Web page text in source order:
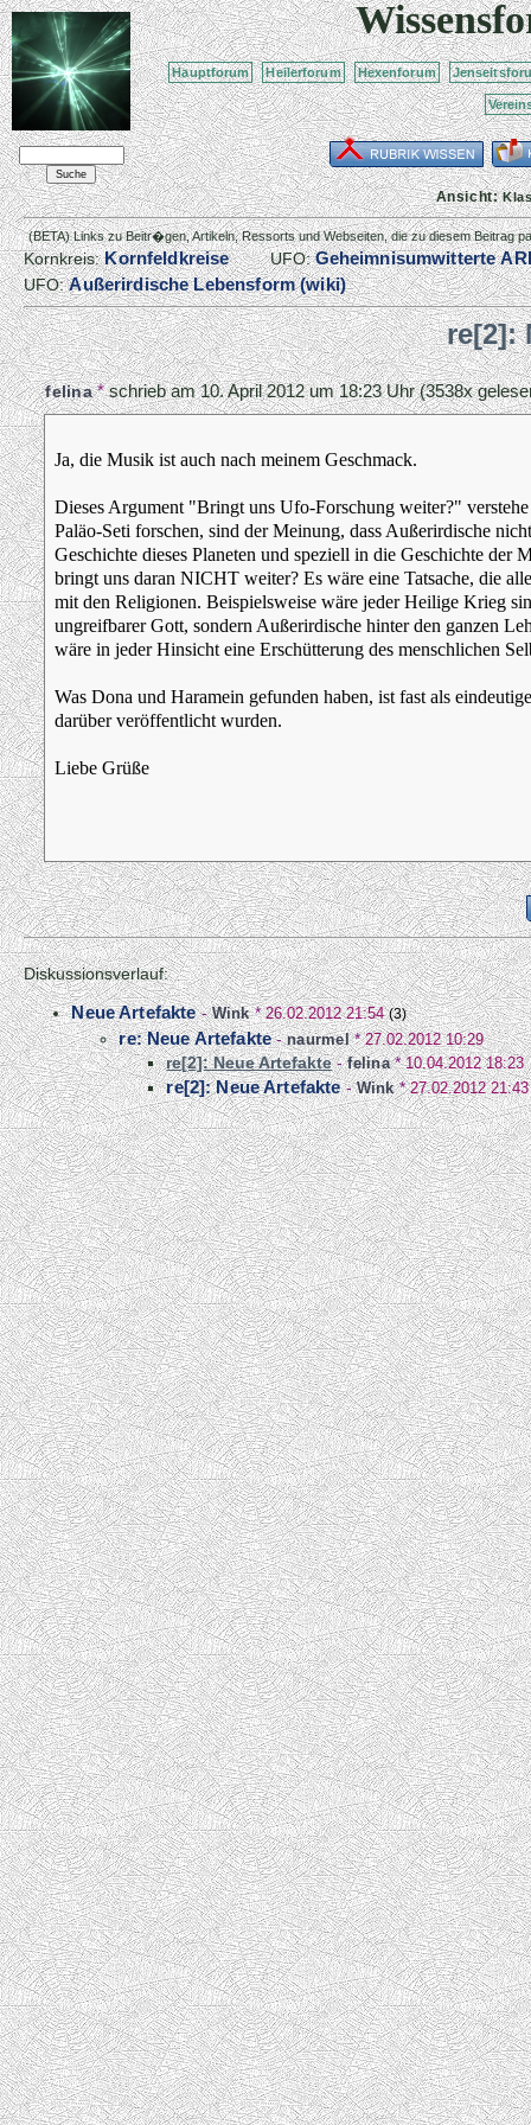
Hauptforum Heilerforum Hexenforum
Ansicht:
(BETA) Links zu Beitr�gen, Artikeln, Ressorts und Webseiten, die zu diesem Beitrag
Kornkreis:Kornfeldkreise UFO:Geheimnisumwitterte
UFO:Außerirdische Lebensform (wiki)
re[2]:
felina*schrieb am10. April 2012 um 18:23 Uhr(3538x
Ja, die Musik ist auch nach meinem Geschmack.
Dieses Argument "Bringt uns Ufo-Forschung weiter?"
Paläo-Seti forschen, sind der Meinung, dass Außerirdische
Geschichte dieses Planeten und speziell in die Geschichte
bringt uns daran NICHT weiter? Es wäre eine Tatsache, die
mit den Religionen. Beispielsweise wäre jeder Heilige Krieg
ungreifbarer Gott, sondern Außerirdische hinter den ganzen
wäre in jeder Hinsicht eine Erschütterung des menschlichen
Was Dona und Haramein gefunden haben, ist fast als
darüber veröffentlicht wurden.
Liebe Grüße
Diskussionsverlauf:
Neue Artefakte-Wink*26.02.2012 21:54 (3)
re: Neue Artefakte-naurmel*27.02.2012 10:29
re[2]: Neue Artefakte-felina*10.04.2012 18:23
re[2]: Neue Artefakte-Wink*27.02.2012 21:43